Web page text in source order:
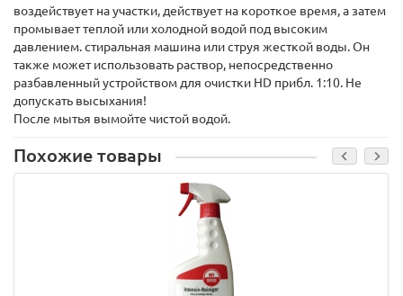
воздействует на участки, действует на короткое время, а затем
промывает теплой или холодной водой под высоким
давлением. стиральная машина или струя жесткой воды. Он
также может использовать раствор, непосредственно
разбавленный устройством для очистки HD прибл. 1:10. Не
допускать высыхания!
После мытья вымойте чистой водой.
Похожие товары